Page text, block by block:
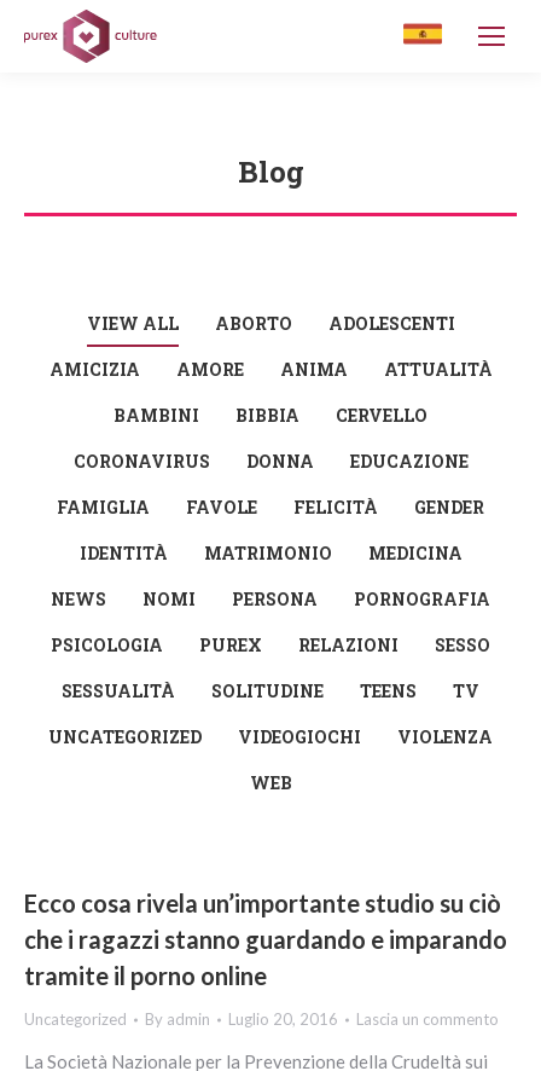
Blog
You are here:
VIEW ALL ABORTO
ADOLESCENTI
AMICIZIA
AMORE ANIMA
ATTUALITÀ
BAMBINI
BIBBIA
CERVELLO
CORONAVIRUS
DONNA
EDUCAZIONE
FAMIGLIA
FAVOLE FELICITÀ
GENDER
IDENTITÀ
MATRIMONIO
MEDICINA
NEWS
NOMI PERSONA
PORNOGRAFIA
PSICOLOGIA
PUREX RELAZIONI
SESSO
SESSUALITÀ
SOLITUDINE TEENS
TV
UNCATEGORIZED
VIDEOGIOCHI
VIOLENZA
WEB
Ecco cosa rivela un’importante studio su ciò
che i ragazzi stanno guardando e imparando
tramite il porno online
Uncategorized By admin Luglio 20, 2016 Lascia un commento
La Società Nazionale per la Prevenzione della Crudeltà sui